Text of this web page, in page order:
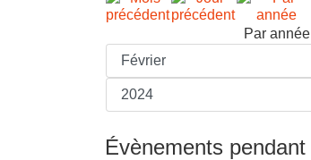
Par année
Évènements pendant